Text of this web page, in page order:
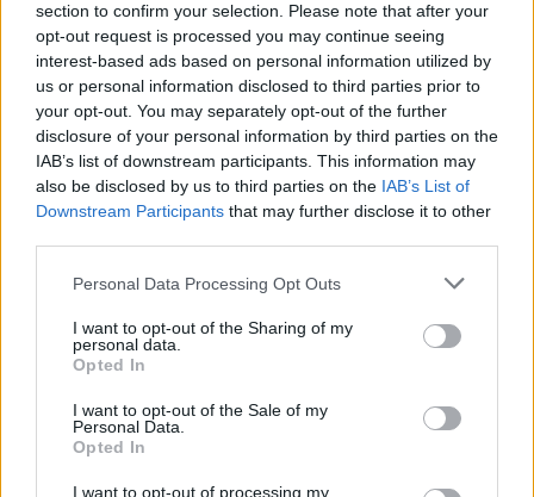
section to confirm your selection. Please note that after your
opt-out request is processed you may continue seeing
interest-based ads based on personal information utilized by
us or personal information disclosed to third parties prior to
your opt-out. You may separately opt-out of the further
disclosure of your personal information by third parties on the
IAB’s list of downstream participants. This information may
also be disclosed by us to third parties on the IAB’s List of
Downstream Participants that may further disclose it to other
Personal Data Processing Opt Outs
I want to opt-out of the Sharing of my
personal data.
Opted In
I want to opt-out of the Sale of my
Personal Data.
Opted In
I want to opt-out of processing my
Esim for Global|Esim for Europe|
Esim for Caribbean